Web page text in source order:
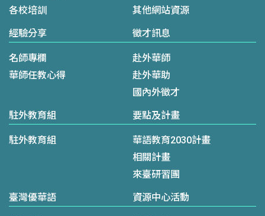
各校培訓
其他網站資源
經驗分享
名師專欄
華師任教心得
徵才訊息
赴外華師
赴外華助
國內外徵才
駐外教育組
駐外教育組
要點及計畫
華語教育2030計畫
相關計畫
來臺研習團
臺灣優華語 資源中心活動